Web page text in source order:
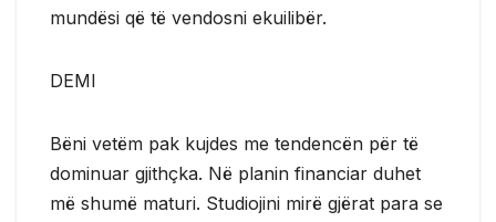
mundësi që të vendosni ekuilibër.
DEMI
Bëni vetëm pak kujdes me tendencën për të
dominuar gjithçka. Në planin financiar duhet
më shumë maturi. Studiojini mirë gjërat para se